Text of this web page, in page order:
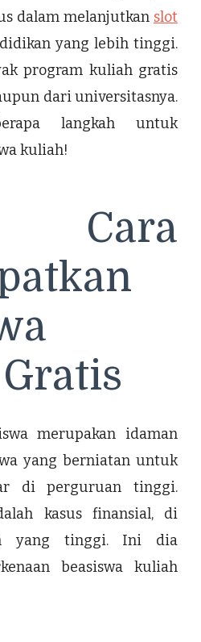
dalam melanjutkan slot
yang lebih tinggi.
program kuliah gratis
dari universitasnya.
langkah untuk
kuliah!
Cara
merupakan idaman
yang berniatan untuk
di perguruan tinggi.
kasus finansial, di
yang tinggi. Ini dia
beasiswa kuliah